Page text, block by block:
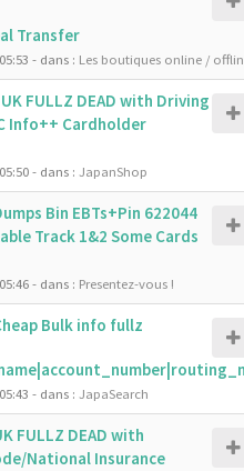
Transfer
- dans : Les boutiques online /
FULLZ DEAD with Driving
Info++ Cardholder
- dans : JapanShop
Bin EBTs+Pin 622044
Track 1&2 Some Cards
- dans : Presentez-vous !
Bulk info fullz
- dans : JapaSearch
FULLZ DEAD with
National Insurance